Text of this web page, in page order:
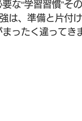
な“学習習慣”そ
は、準備と片付
ったく違ってき